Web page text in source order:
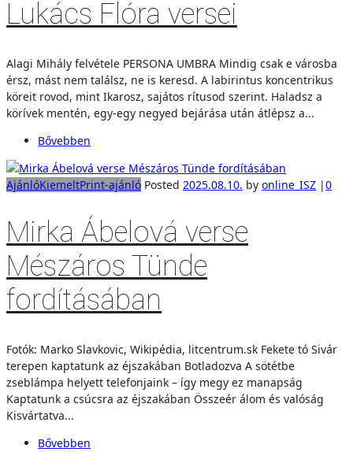
Lukács Flóra versei
Alagi Mihály felvétele PERSONA UMBRA Mindig csak e városba
érsz, mást nem találsz, ne is keresd. A labirintus koncentrikus
köreit rovod, mint Ikarosz, sajátos rítusod szerint. Haladsz a
körívek mentén, egy-egy negyed bejárása után átlépsz a...
Bővebben
AjánlóKiemeltPrint-ajánló Posted 2025.08.10. by online_ISZ |0
Mirka Ábelová verse
Mészáros Tünde
fordításában
Fotók: Marko Slavkovic, Wikipédia, litcentrum.sk Fekete tó Sivár
terepen kaptatunk az éjszakában Botladozva A sötétbe
zseblámpa helyett telefonjaink – így megy ez manapság
Kaptatunk a csúcsra az éjszakában Összeér álom és valóság
Kisvártatva...
Bővebben